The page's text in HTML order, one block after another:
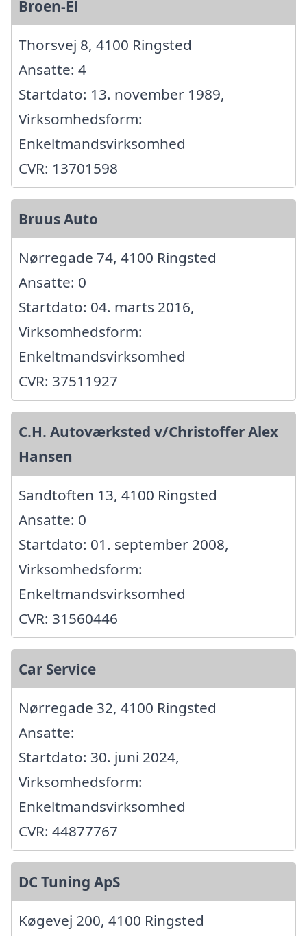
Broen-El
Thorsvej 8, 4100 Ringsted
Ansatte: 4
Startdato: 13. november 1989,
Virksomhedsform:
Enkeltmandsvirksomhed
CVR: 13701598
Bruus Auto
Nørregade 74, 4100 Ringsted
Ansatte: 0
Startdato: 04. marts 2016,
Virksomhedsform:
Enkeltmandsvirksomhed
CVR: 37511927
C.H. Autoværksted v/Christoffer Alex
Hansen
Sandtoften 13, 4100 Ringsted
Ansatte: 0
Startdato: 01. september 2008,
Virksomhedsform:
Enkeltmandsvirksomhed
CVR: 31560446
Car Service
Nørregade 32, 4100 Ringsted
Ansatte:
Startdato: 30. juni 2024,
Virksomhedsform:
Enkeltmandsvirksomhed
CVR: 44877767
DC Tuning ApS
Køgevej 200, 4100 Ringsted